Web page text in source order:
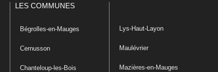
LES COMMUNES
Bégrolles-en-Mauges
Cernusson
Chanteloup-les-Bois
Lys-Haut-Layon
Maulévrier
Mazières-en-Mauges